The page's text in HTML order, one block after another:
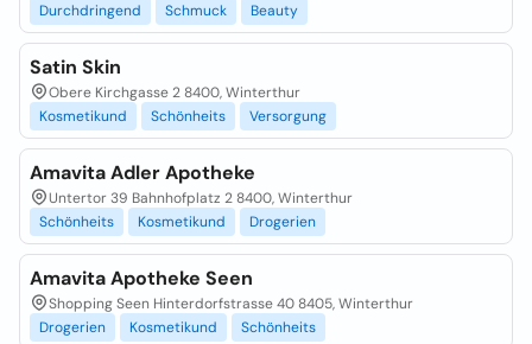
Durchdringend
Schmuck Beauty
Satin Skin
Obere Kirchgasse 2 8400, Winterthur
Kosmetikund
Schönheits Versorgung
Amavita Adler Apotheke
Untertor 39 Bahnhofplatz 2 8400, Winterthur
Schönheits
Kosmetikund Drogerien
Amavita Apotheke Seen
Shopping Seen Hinterdorfstrasse 40 8405, Winterthur
Drogerien
Kosmetikund Schönheits